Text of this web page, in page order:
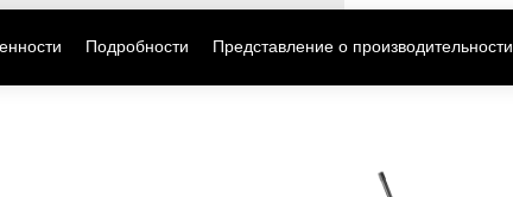
Подробности Представление о производительности